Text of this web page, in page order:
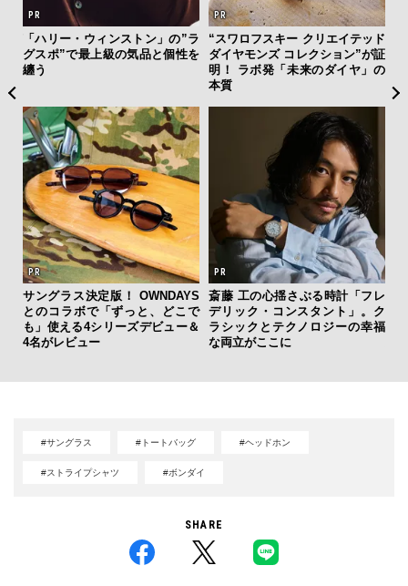
「ハリー・ウィンストン」の”ラ
グスポ”で最上級の気品と個性を
纏う
“スワロフスキー クリエイテッド
ダイヤモンズ コレクション”が証
明！ ラボ発「未来のダイヤ」の
本質
サングラス決定版！ OWNDAYS
とのコラボで「ずっと、どこで
も」使える4シリーズデビュー＆
4名がレビュー
斎藤 工の心揺さぶる時計「フレ
デリック・コンスタント」。ク
ラシックとテクノロジーの幸福
な両立がここに
y
#サングラス #トートバッグ #ヘッドホン
#ストライプシャツ #ボンダイ
SHARE